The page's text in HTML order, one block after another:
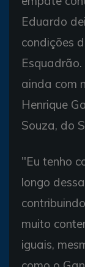
Eduardo
condições
ainda com
Henrique
Souza, do
"Eu tenho
longo
muito
iguais,